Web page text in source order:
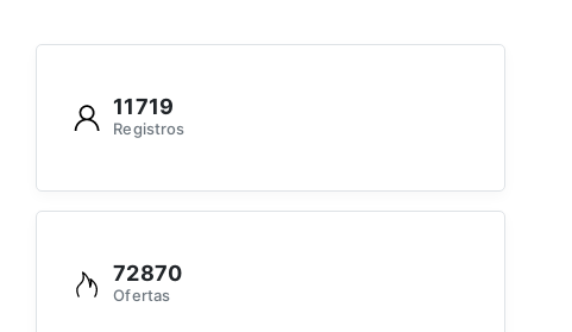
11719
Registros
72870
Ofertas